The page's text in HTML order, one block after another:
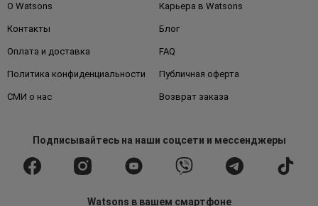
О Watsons Карьера в Watsons
Контакты Блог
Оплата и доставка FAQ
Политика конфиденциальности Публичная оферта
СМИ о нас Возврат заказа
Подписывайтесьна наши соцсети и мессенджеры
Watsons в вашем смартфоне